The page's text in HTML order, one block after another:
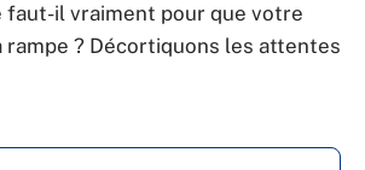
faut-il vraiment pour que votre
rampe ? Décortiquons les attentes